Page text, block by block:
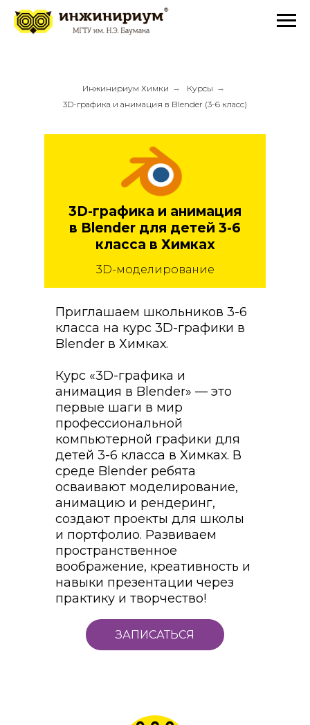
Инжинириум Химки → Курсы →
3D-графика и анимация в Blender (3-6 класс)
ЗАПИСАТЬСЯ
Приглашаем школьников 3-6
класса на курс 3D-графики в
Blender в Химках.
Курс «3D-графика и
анимация в Blender» — это
первые шаги в мир
профессиональной
компьютерной графики для
детей 3-6 класса в Химках. В
среде Blender ребята
осваивают моделирование,
анимацию и рендеринг,
создают проекты для школы
и портфолио. Развиваем
пространственное
воображение, креативность и
навыки презентации через
практику и творчество!
3D-графика и анимация
в Blender для детей 3-6
класса в Химках
3D-моделирование